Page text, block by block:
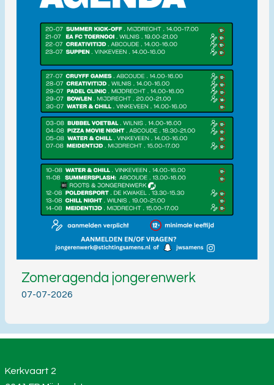
Zomeragenda jongerenwerk
07-07-2026
Kerkvaart 2